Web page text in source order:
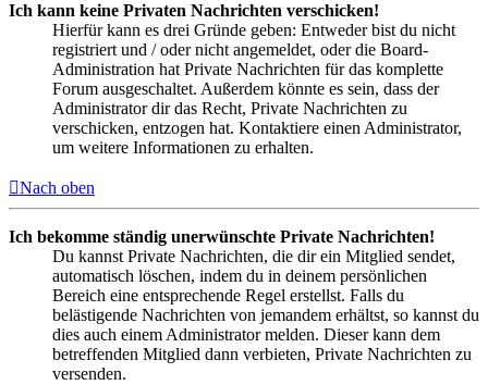
Ich kann keine Privaten Nachrichten verschicken!
Hierfür kann es drei Gründe geben: Entweder bist du nicht
registriert und / oder nicht angemeldet, oder die Board-
Administration hat Private Nachrichten für das komplette
Forum ausgeschaltet. Außerdem könnte es sein, dass der
Administrator dir das Recht, Private Nachrichten zu
verschicken, entzogen hat. Kontaktiere einen Administrator,
um weitere Informationen zu erhalten.
Nach oben
Ich bekomme ständig unerwünschte Private Nachrichten!
Du kannst Private Nachrichten, die dir ein Mitglied sendet,
automatisch löschen, indem du in deinem persönlichen
Bereich eine entsprechende Regel erstellst. Falls du
belästigende Nachrichten von jemandem erhältst, so kannst du
dies auch einem Administrator melden. Dieser kann dem
betreffenden Mitglied dann verbieten, Private Nachrichten zu
versenden.